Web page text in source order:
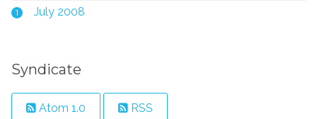
1 July 2008
Syndicate
Atom 1.0 RSS